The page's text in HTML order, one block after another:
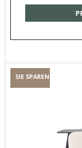
SIE SPAREN